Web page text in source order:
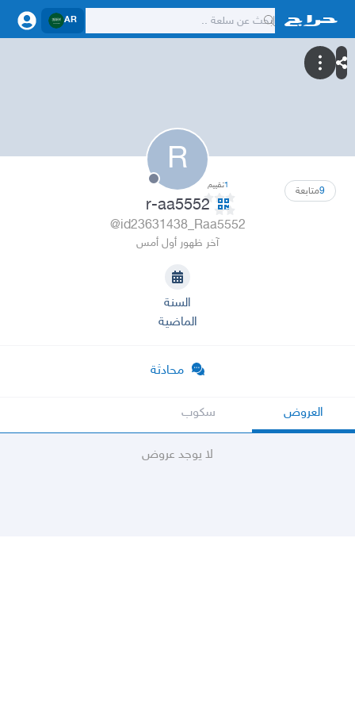
AR
R
9متابعة 1تقييم
r-aa5552
@id23631438_Raa5552
آخر ظهور أول أمس
السنة
الماضية
محادثة
العروض سكوب
لا يوجد عروض